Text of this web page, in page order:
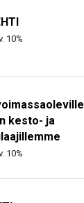
10%
kesto- ja
10%